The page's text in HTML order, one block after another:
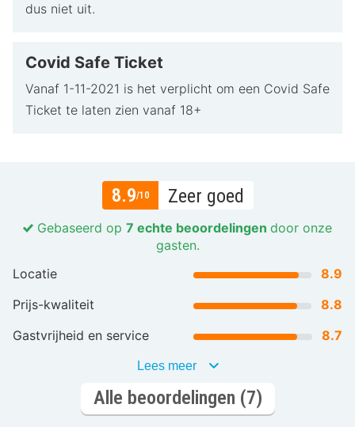
dus niet uit.
Covid Safe Ticket
Vanaf 1-11-2021 is het verplicht om een Covid Safe
Ticket te laten zien vanaf 18+
8.9/10 Zeer goed
Gebaseerd op 7 echte beoordelingen door onze
gasten.
Locatie
8.9
Prijs-kwaliteit
8.8
Gastvrijheid en service
8.7
Lees meer
Alle beoordelingen (7)